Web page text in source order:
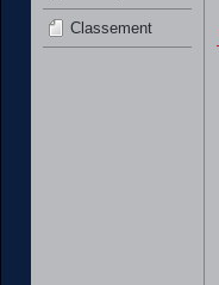
Classement